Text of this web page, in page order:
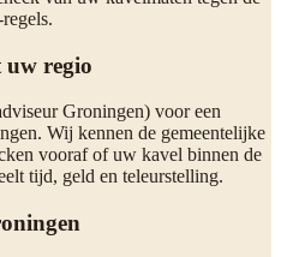
uw regio
Groningen) voor een
Wij kennen de gemeentelijke
vooraf of uw kavel binnen de
tijd, geld en teleurstelling.